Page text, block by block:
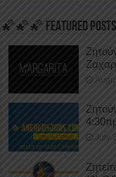
🌠🌠🌠 FEATURED
July